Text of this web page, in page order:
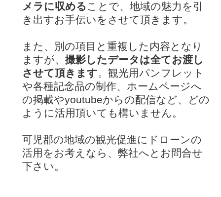
メラに収める ことで、地域の魅力を引
き出すお手伝いをさせて頂きます。
また、別の項目と重複した内容となり
ますが、 撮影したデータは全てお渡し
させて頂きます。観光用パンフレット
や各種記念品の制作、ホームページへ
の掲載やyoutubeからの配信など、どの
ように活用頂いても構いません。
可児郡の地域の観光促進にドローンの
活用をお考えなら、弊社へとお問合せ
下さい。